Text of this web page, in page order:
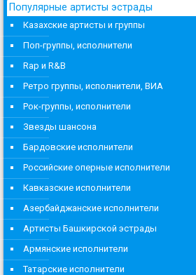
Популярные артисты эстрады
Казахские артисты и группы
Поп-группы, исполнители
Rap и R&B
Ретро группы, исполнители, ВИА
Рок-группы, исполнители
Звезды шансона
Бардовские исполнители
Российские оперные исполнители
Кавказские исполнители
Азербайджанские исполнители
Артисты Башкирской эстрады
Армянские исполнители
Татарские исполнители